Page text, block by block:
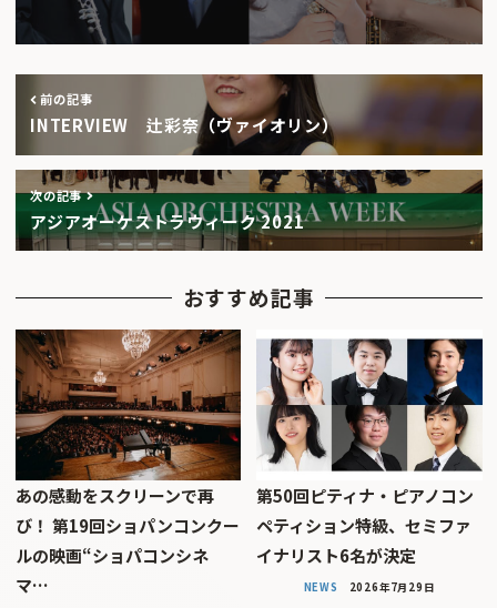
前の記事
INTERVIEW 辻彩奈（ヴァイオリン）
次の記事
アジアオーケストラウィーク 2021
おすすめ記事
あの感動をスクリーンで再
び！ 第19回ショパンコンクー
ルの映画“ショパコンシネ
マ…
第50回ピティナ・ピアノコン
ペティション特級、セミファ
イナリスト6名が決定
NEWS 2026年7月29日